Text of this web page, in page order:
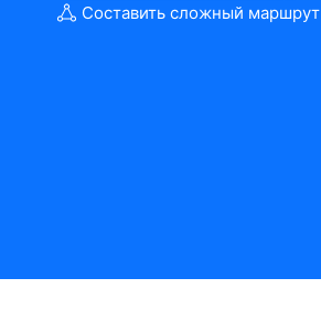
Составить сложный маршрут